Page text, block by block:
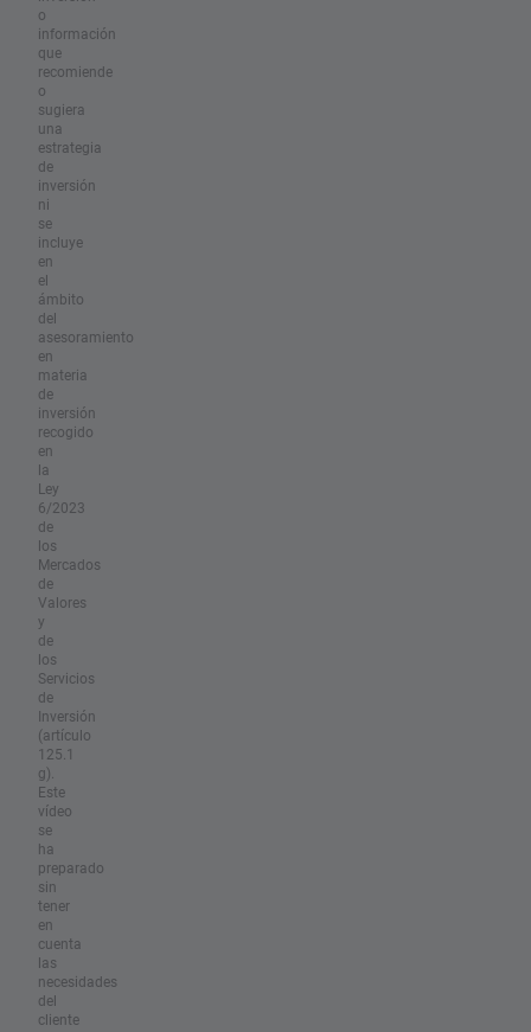
o
información
que
recomiende
o
sugiera
una
estrategia
de
inversión
ni
se
incluye
en
el
ámbito
del
asesoramiento
en
materia
de
inversión
recogido
en
la
Ley
6/2023
de
los
Mercados
de
Valores
y
de
los
Servicios
de
Inversión
(artículo
125.1
g).
Este
vídeo
se
ha
preparado
sin
tener
en
cuenta
las
necesidades
del
cliente